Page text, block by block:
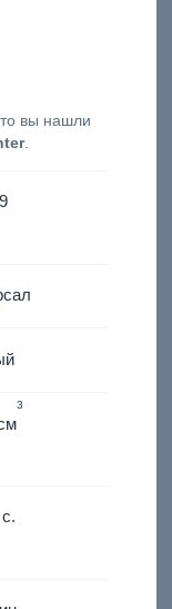
вы нашли
.
3